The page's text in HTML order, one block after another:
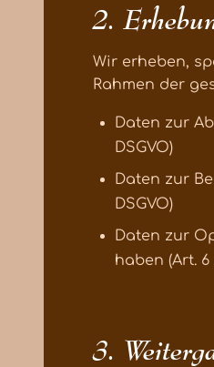
2.
Wir erheben,
Rahmen der
Daten zur
DSGVO)
Daten zur
DSGVO)
Daten zur
haben (Art. 6
3.